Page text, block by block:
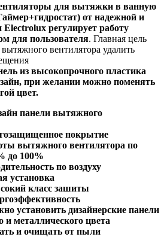
для вытяжки в ванную
от надежной и
регулирует работу
для пользователя. Главная цель
вентилятора удалить
из высокопрочного пластика
, при желании можно поменять
цвет.
панели вытяжного
покрытие
вытяжного вентилятора по
до 100%
по воздуху
установка
класс зашиты
установить дизайнерские панели
и металлического цвета
и очищать от пыли